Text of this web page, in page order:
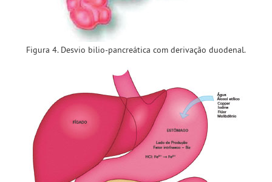
Figura 4. Desvio bilio-pancreática com derivação duodenal.